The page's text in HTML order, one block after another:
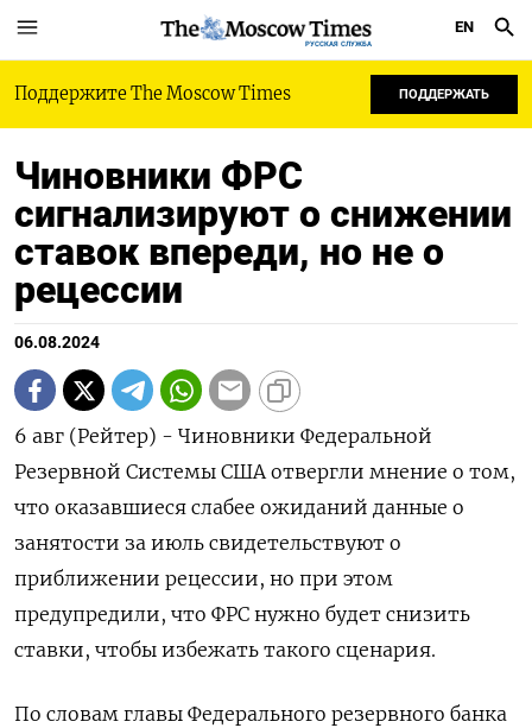
РУССКАЯ СЛУЖБА
EN
Поддержите The Moscow Times ПОДДЕРЖАТЬ
Чиновники ФРС
сигнализируют о снижении
ставок впереди, но не о
рецессии
06.08.2024
6 авг (Рейтер) - Чиновники Федеральной
Резервной Системы США отвергли мнение о том,
что оказавшиеся слабее ожиданий данные о
занятости за июль свидетельствуют о
приближении рецессии, но при этом
предупредили, что ФРС нужно будет снизить
ставки, чтобы избежать такого сценария.
По словам главы Федерального резервного банка